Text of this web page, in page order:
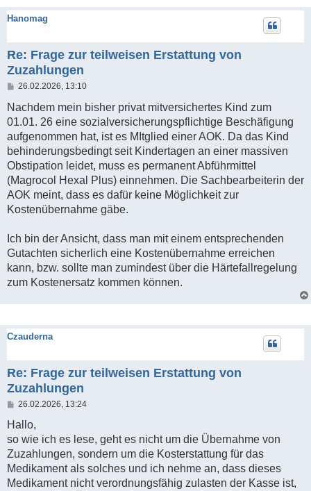
Hanomag
Re: Frage zur teilweisen Erstattung von
Zuzahlungen
B
i
r
a
26.02.2026, 13:10
Nachdem mein bisher privat mitversichertes Kind zum
01.01. 26 eine sozialversicherungspflichtige Beschäfigung
aufgenommen hat, ist es MItglied einer AOK. Da das Kind
behinderungsbedingt seit Kindertagen an einer massiven
Obstipation leidet, muss es permanent Abführmittel
(Magrocol Hexal Plus) einnehmen. Die Sachbearbeiterin der
AOK meint, dass es dafür keine Möglichkeit zur
Kostenübernahme gäbe.
Ich bin der Ansicht, dass man mit einem entsprechenden
Gutachten sicherlich eine Kostenübernahme erreichen
kann, bzw. sollte man zumindest über die Härtefallregelung
zum Kostenersatz kommen können.
Czauderna
Re: Frage zur teilweisen Erstattung von
Zuzahlungen
B
i
r
a
g
26.02.2026, 13:24
Hallo,
so wie ich es lese, geht es nicht um die Übernahme von
Zuzahlungen, sondern um die Kosterstattung für das
Medikament als solches und ich nehme an, dass dieses
Medikament nicht verordnungsfähig zulasten der Kasse ist,